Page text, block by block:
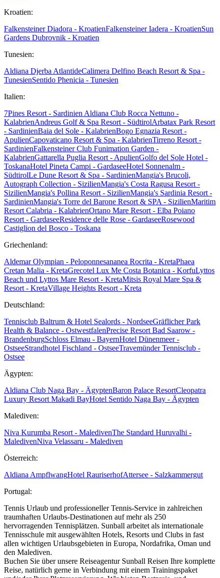
Kroatien:
Falkensteiner Diadora - KroatienFalkensteiner Iadera - KroatienSun
Gardens Dubrovnik - Kroatien
Tunesien:
Aldiana Djerba AtlantideCalimera Delfino Beach Resort & Spa -
TunesienSentido Phenicia - Tunesien
Italien:
7Pines Resort - Sardinien Aldiana Club Rocca Nettuno -
KalabrienAndreus Golf & Spa Resort - SüdtirolArbatax Park Resort
- SardinienBaia del Sole - KalabrienBogo Egnazia Resort -
ApulienCapovaticano Resort & Spa - KalabrienTirreno Resort -
SardinienFalkensteiner Club Funimation Garden -
KalabrienGattarella Puglia Resort - ApulienGolfo del Sole Hotel -
ToskanaHotel Pineta Campi - GardaseeHotel Sonnenalm -
SüdtirolLe Dune Resort & Spa - SardinienMangia's Brucoli,
Autograph Collection - SizilienMangia's Costa Ragusa Resort -
SizilienMangia's Pollina Resort - SizilienMangia's Sardinia Resort -
SardinienMangia's Torre del Barone Resort & SPA - SizilienMaritim
Resort Calabria - KalabrienOrtano Mare Resort - Elba Poiano
Resort - GardaseeResidence delle Rose - GardaseeRosewood
Castiglion del Bosco - Toskana
Griechenland:
Aldemar Olympian - Peloponnesananea Rocrita - KretaPhaea
Cretan Malia - KretaGrecotel Lux Me Costa Botanica - KorfuLyttos
Beach und Lyttos Mare Resort - KretaMitsis Royal Mare Spa &
Resort - KretaVillage Heights Resort - Kreta
Deutschland:
Tennisclub Baltrum & Hotel Sealords - NordseeGräflicher Park
Health & Balance - OstwestfalenPrecise Resort Bad Saarow -
BrandenburgSchloss Elmau - BayernHotel Dünenmeer -
OstseeStrandhotel Fischland - OstseeTravemünder Tennisclub -
Ostsee
Ägypten:
Aldiana Club Naga Bay - ÄgyptenBaron Palace ResortCleopatra
Luxury Resort Makadi BayHotel Sentido Naga Bay - Ägypten
Malediven:
Niva Kurumba Resort - MaledivenThe Standard Huruvalhi -
MaledivenNiva Velassaru - Malediven
Österreich:
Aldiana AmpflwangHotel RauriserhofAttersee - Salzkammergut
Portugal:
Tennis Urlaub und professioneller Tennis-Service in zahlreichen
traumhaften Urlaubs-Destinationen auf mehr als 250
hervorragenden Tennisplätzen. Sunball arbeitet als internationale
Tennisschule mit ausgewählten Hotels, Resorts und Clubs in fast
allen wichtigen Urlaubsgebieten in Europa, Nordafrika, Oman und
den Malediven.
Buchen Sie über unsere Reiseagentur Sunball Reisen Ihre komplette
Reise, natürlich gerne in Verbindung mit einem Trainingspaket